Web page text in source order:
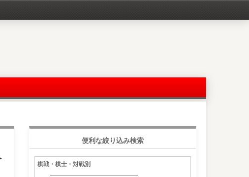
便利な絞り込み検索
棋戦・棋士・対戦別